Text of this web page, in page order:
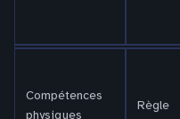
Compétences
physiques
Règle